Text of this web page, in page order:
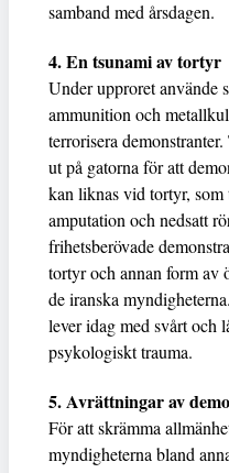
samband med årsdagen.
4. En tsunami av tortyr
Under upproret använde
ammunition och
terrorisera
ut på gatorna för att
kan liknas vid tortyr,
amputation och nedsatt
frihetsberövade
tortyr och annan form av
de iranska
lever idag med svårt och
psykologiskt trauma.
5. Avrättningar av
För att skrämma
myndigheterna bland